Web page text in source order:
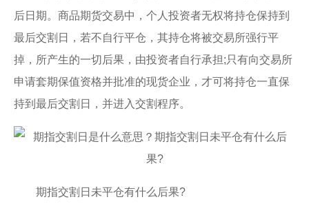
后日期。商品期货交易中，个人投资者无权将持仓保持到
最后交割日，若不自行平仓，其持仓将被交易所强行平
掉，所产生的一切后果，由投资者自行承担;只有向交易所
申请套期保值资格并批准的现货企业，才可将持仓一直保
持到最后交割日，并进入交割程序。
期指交割日未平仓有什么后果?